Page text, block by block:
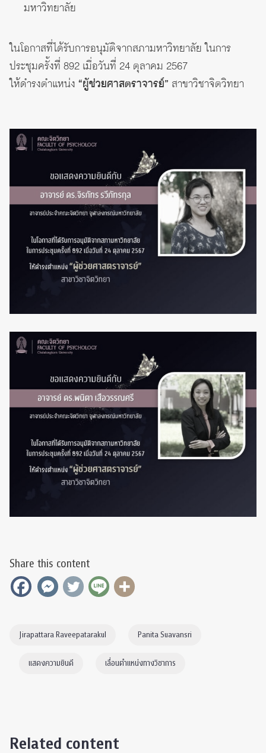
มหาวิทยาลัย
ในโอกาสที่ได้รับการอนุมัติจากสภามหาวิทยาลัย ในการ
ประชุมครั้งที่ 892 เมื่อวันที่ 24 ตุลาคม 2567
ให้ดำรงตำแหน่ง “ผู้ช่วยศาสตราจารย์” สาขาวิชาจิตวิทยา
Share this content
Jirapattara Raveepatarakul Panita Suavansri
แสดงความยินดี เลื่อนตำแหน่งทางวิชาการ
Related content